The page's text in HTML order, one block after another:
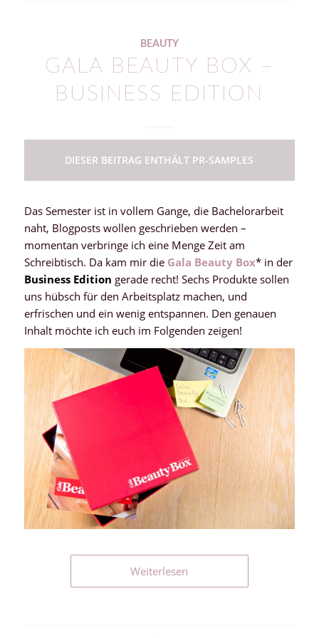
BEAUTY
GALA BEAUTY BOX –
BUSINESS EDITION
DIESER BEITRAG ENTHÄLT PR-SAMPLES
Das Semester ist in vollem Gange, die Bachelorarbeit
naht, Blogposts wollen geschrieben werden –
momentan verbringe ich eine Menge Zeit am
Schreibtisch. Da kam mir die Gala Beauty Box* in der
Business Edition gerade recht! Sechs Produkte sollen
uns hübsch für den Arbeitsplatz machen, und
erfrischen und ein wenig entspannen. Den genauen
Inhalt möchte ich euch im Folgenden zeigen!
Weiterlesen